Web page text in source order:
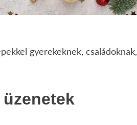
gyerekeknek, családoknak,